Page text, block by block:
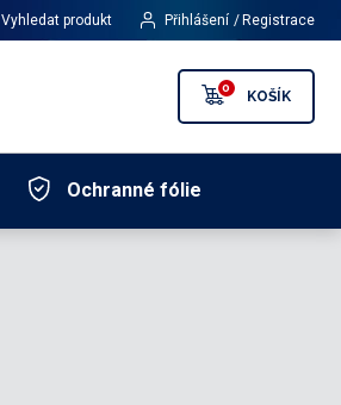
Vyhledat produkt Přihlášení Registrace
0 KOŠÍK
Ochranné fólie